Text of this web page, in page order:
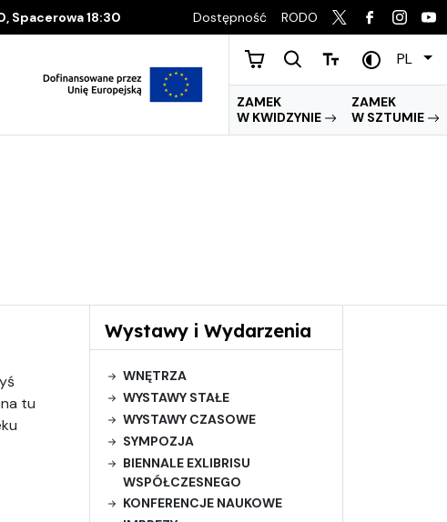
Spacerowa 18:30 Dostępność RODO
PL
ZAMEK
W KWIDZYNIE
ZAMEK
W SZTUMIE
tu
Wystawy i Wydarzenia
WNĘTRZA
WYSTAWY STAŁE
WYSTAWY CZASOWE
SYMPOZJA
BIENNALE EXLIBRISU
WSPÓŁCZESNEGO
KONFERENCJE NAUKOWE